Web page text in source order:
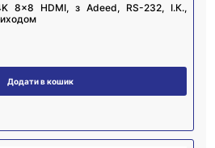
8×8 HDMI, з Adeed, RS-232, І.К.,
Додати в кошик